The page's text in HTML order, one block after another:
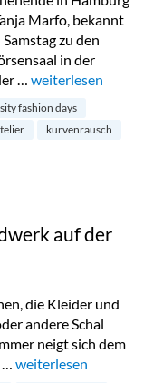
Marfo, bekannt
zu den
in der
… „Diversity Fashion
weiterlesen
fashion days
kurvenrausch
auf der
die Kleider und
andere Schal
neigt sich dem
… „Flohmarkt und
weiterlesen